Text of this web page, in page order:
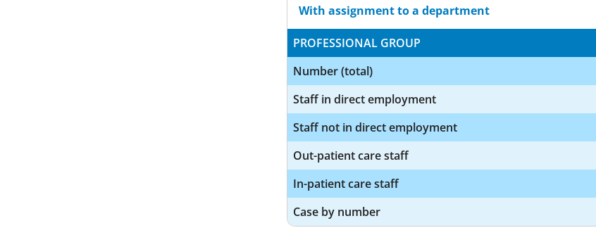
With assignment to a department
PROFESSIONAL GROUP
Number (total)
Staff in direct employment
Staff not in direct employment
Out-patient care staff
In-patient care staff
Case by number